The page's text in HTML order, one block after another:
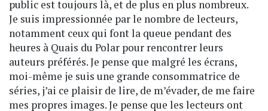
public est toujours là, et de plus en plus nombreux.
Je suis impressionnée par le nombre de lecteurs,
notamment ceux qui font la queue pendant des
heures à Quais du Polar pour rencontrer leurs
auteurs préférés. Je pense que malgré les écrans,
moi-même je suis une grande consommatrice de
séries, j’ai ce plaisir de lire, de m’évader, de me faire
mes propres images. Je pense que les lecteurs ont